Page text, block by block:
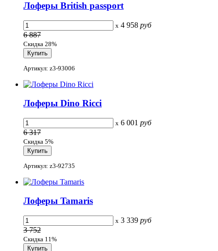
Лоферы British passport
x 4 958 руб
6 887
Скидка 28%
Артикул: z3-93006
Лоферы Dino Ricci
x 6 001 руб
6 317
Скидка 5%
Артикул: z3-92735
Лоферы Tamaris
x 3 339 руб
3 752
Скидка 11%